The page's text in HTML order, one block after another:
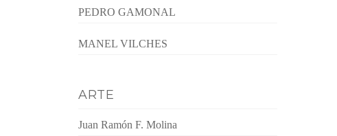
PEDRO GAMONAL
MANEL VILCHES
ARTE
Juan Ramón F. Molina